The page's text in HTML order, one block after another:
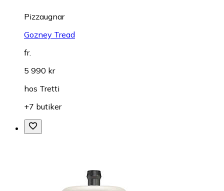
Pizzaugnar
Gozney Tread
fr.
5 990 kr
hos Tretti
+7 butiker